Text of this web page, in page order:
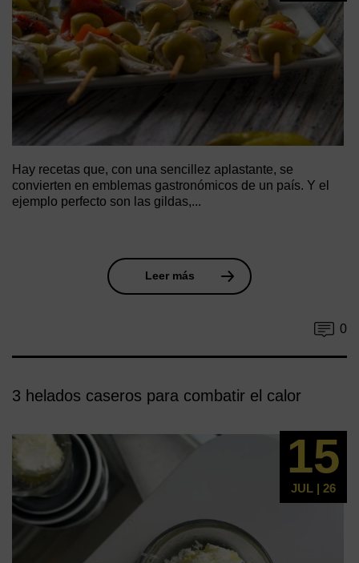
Hay recetas que, con una sencillez aplastante, se
convierten en emblemas gastronómicos de un país. Y el
ejemplo perfecto son las gildas,...
Leer más
0
3 helados caseros para combatir el calor
15
JUL | 26